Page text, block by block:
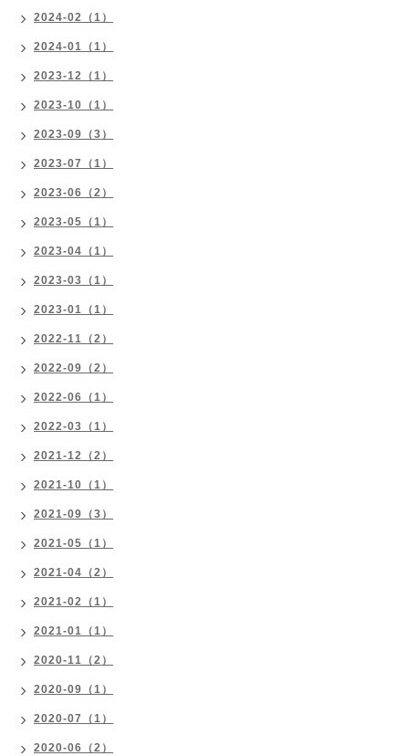
2024-02（1）
2024-01（1）
2023-12（1）
2023-10（1）
2023-09（3）
2023-07（1）
2023-06（2）
2023-05（1）
2023-04（1）
2023-03（1）
2023-01（1）
2022-11（2）
2022-09（2）
2022-06（1）
2022-03（1）
2021-12（2）
2021-10（1）
2021-09（3）
2021-05（1）
2021-04（2）
2021-02（1）
2021-01（1）
2020-11（2）
2020-09（1）
2020-07（1）
2020-06（2）